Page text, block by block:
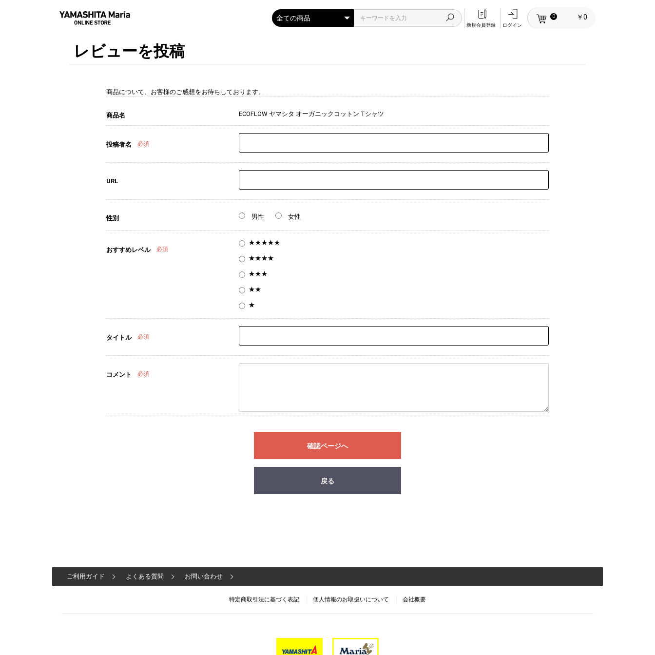
新規会員登録 ログイン
0 ￥0
レビューを投稿
商品について、お客様のご感想をお待ちしております。
商品名 ECOFLOW ヤマシタ オーガニックコットン Tシャツ
投稿者名 必須
URL
性別 男性 女性
おすすめレベル 必須
★★★★★
★★★★
★★★
★★
★
タイトル 必須
コメント 必須
確認ページへ
戻る
ご利用ガイド よくある質問 お問い合わせ
特定商取引法に基づく表記 個人情報のお取扱いについて 会社概要